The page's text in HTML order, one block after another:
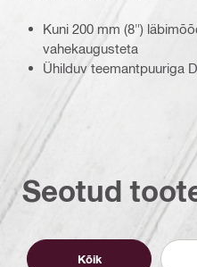
Kuni 200 mm (8")
vahekaugusteta
Ühilduv teemantpuuriga
Seotud
Kõik